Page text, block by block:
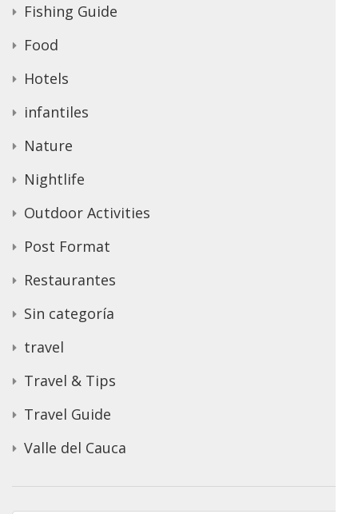
Fishing Guide
Food
Hotels
infantiles
Nature
Nightlife
Outdoor Activities
Post Format
Restaurantes
Sin categoría
travel
Travel & Tips
Travel Guide
Valle del Cauca